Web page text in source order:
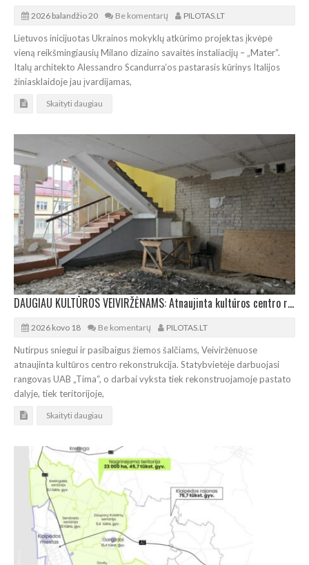
2026 balandžio 20 Be komentarų PILOTAS.LT
Lietuvos inicijuotas Ukrainos mokyklų atkūrimo projektas įkvėpė
vieną reikšmingiausių Milano dizaino savaitės instaliacijų – „Mater“.
Italų architekto Alessandro Scandurra‘os pastarasis kūrinys Italijos
žiniasklaidoje jau įvardijamas,
Skaityti daugiau
DAUGIAU KULTŪROS VEIVIRŽĖNAMS: Atnaujinta kultūros centro rekonstrukcija
2026 kovo 18 Be komentarų PILOTAS.LT
Nutirpus sniegui ir pasibaigus žiemos šalčiams, Veiviržėnuose
atnaujinta kultūros centro rekonstrukcija. Statybvietėje darbuojasi
rangovas UAB „Tima“, o darbai vyksta tiek rekonstruojamoje pastato
dalyje, tiek teritorijoje,
Skaityti daugiau